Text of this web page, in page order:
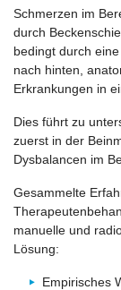
Schmerzen im
durch
bedingt durch
nach hinten,
Erkrankungen in
Dies führt zu
zuerst in der
Dysbalancen im
Gesammelte
manuelle und
Lösung:
Empirisches